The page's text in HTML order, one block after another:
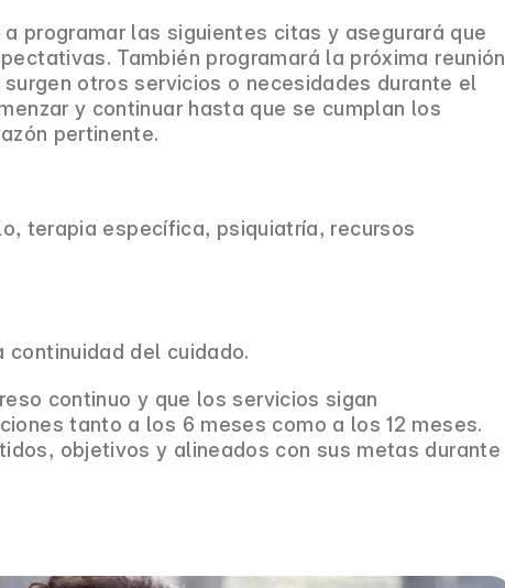
programar las siguientes citas y asegurará que
También programará la próxima reunión
otros servicios o necesidades durante el
y continuar hasta que se cumplan los
pertinente.
terapia específica, psiquiatría, recursos
continuidad del cuidado.
continuo y que los servicios sigan
tanto a los 6 meses como a los 12 meses.
objetivos y alineados con sus metas durante